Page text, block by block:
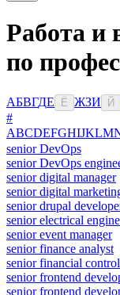
Работа и
по
АБВГДЕ Ё ЖЗИ Й
#
ABCDEFGHIJKLM
senior DevOps
senior DevOps
senior digital manager
senior digital
senior drupal
senior electrical
senior event manager
senior finance analyst
senior financial
senior frontend
senior frontend